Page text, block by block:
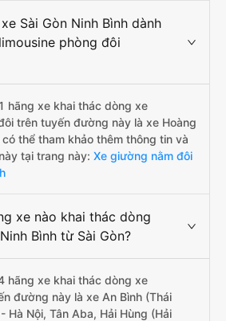
Sài Gòn Ninh Bình dành
phòng đôi
hãng xe khai thác dòng xe
trên tuyến đường này là xe Hoàng
thể tham khảo thêm thông tin và
tại trang này: Xe giường nằm đôi
xe nào khai thác dòng
Bình từ Sài Gòn?
hãng xe khai thác dòng xe
đường này là xe An Bình (Thái
Hà Nội, Tân Aba, Hải Hùng (Hải